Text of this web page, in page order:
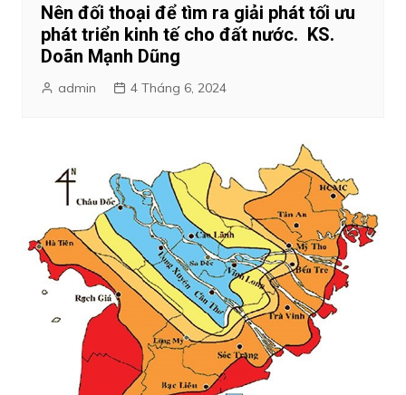
Nên đối thoại để tìm ra giải phát tối ưu
phát triển kinh tế cho đất nước. KS.
Doãn Mạnh Dũng
admin 4 Tháng 6, 2024